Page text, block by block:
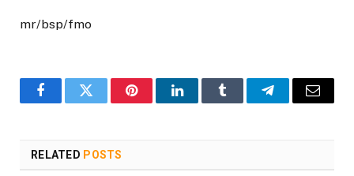
mr/bsp/fmo
FacebookTwitter PinterestLinkedInTumblr TelegramEmail
RELATED POSTS